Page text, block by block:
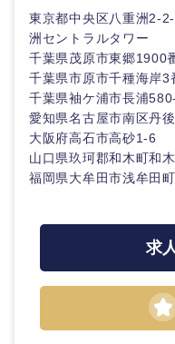
山口県
香川県
高知県
東京都中央区八重洲2-
洲セントラルタワー
千葉県茂原市東郷1900
千葉県市原市千種海岸3
千葉県袖ケ浦市長浦
愛知県名古屋市南区丹
大阪府高石市高砂1-6
山口県玖珂郡和木町和
福岡県大牟田市浅牟田
求